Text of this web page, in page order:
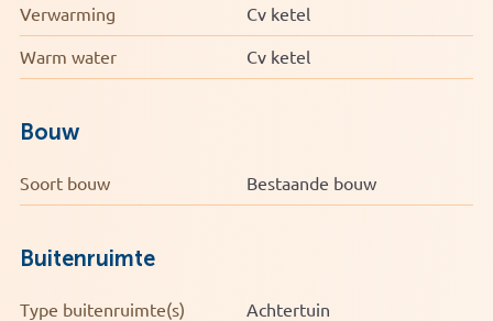
* Open keuken met diverse apparatuur
* Gelegen in de populaire wijk Altrade
Nijmegen-Oost. Ideaal voor wie de levendigheid van de
rustige straat.
Verwarming Cv ketel
Warm water Cv ketel
Bouw
Soort bouw Bestaande bouw
Buitenruimte
Type buitenruimte(s) Achtertuin